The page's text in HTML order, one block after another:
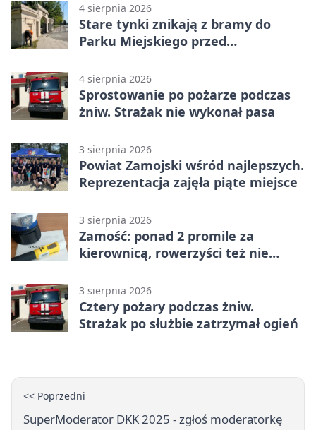
4 sierpnia 2026
Stare tynki znikają z bramy do
Parku Miejskiego przed
4 sierpnia 2026
Sprostowanie po pożarze podczas
żniw. Strażak nie wykonał pasa
3 sierpnia 2026
Powiat Zamojski wśród najlepszych.
Reprezentacja zajęła piąte miejsce
3 sierpnia 2026
Zamość: ponad 2 promile za
kierownicą, rowerzyści też nie
3 sierpnia 2026
Cztery pożary podczas żniw.
Strażak po służbie zatrzymał ogień
<< Poprzedni
SuperModerator DKK 2025 - zgłoś moderatorkę